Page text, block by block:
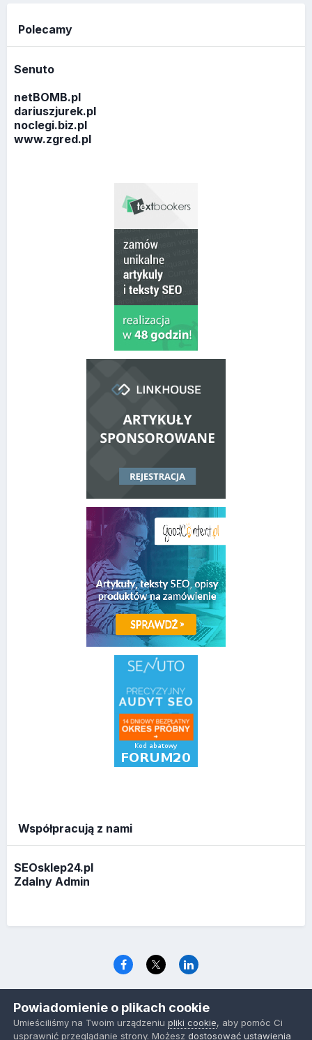
Polecamy
Senuto
netBOMB.pl
dariuszjurek.pl
noclegi.biz.pl
www.zgred.pl
Współpracują z nami
SEOsklep24.pl
Zdalny Admin
www.optymalizacja.com
Powered by Invision Community
Powiadomienie o plikach cookie
Umieściliśmy na Twoim urządzeniupliki cookie, aby pomóc Ci
usprawnić przeglądanie strony. Możeszdostosować ustawienia